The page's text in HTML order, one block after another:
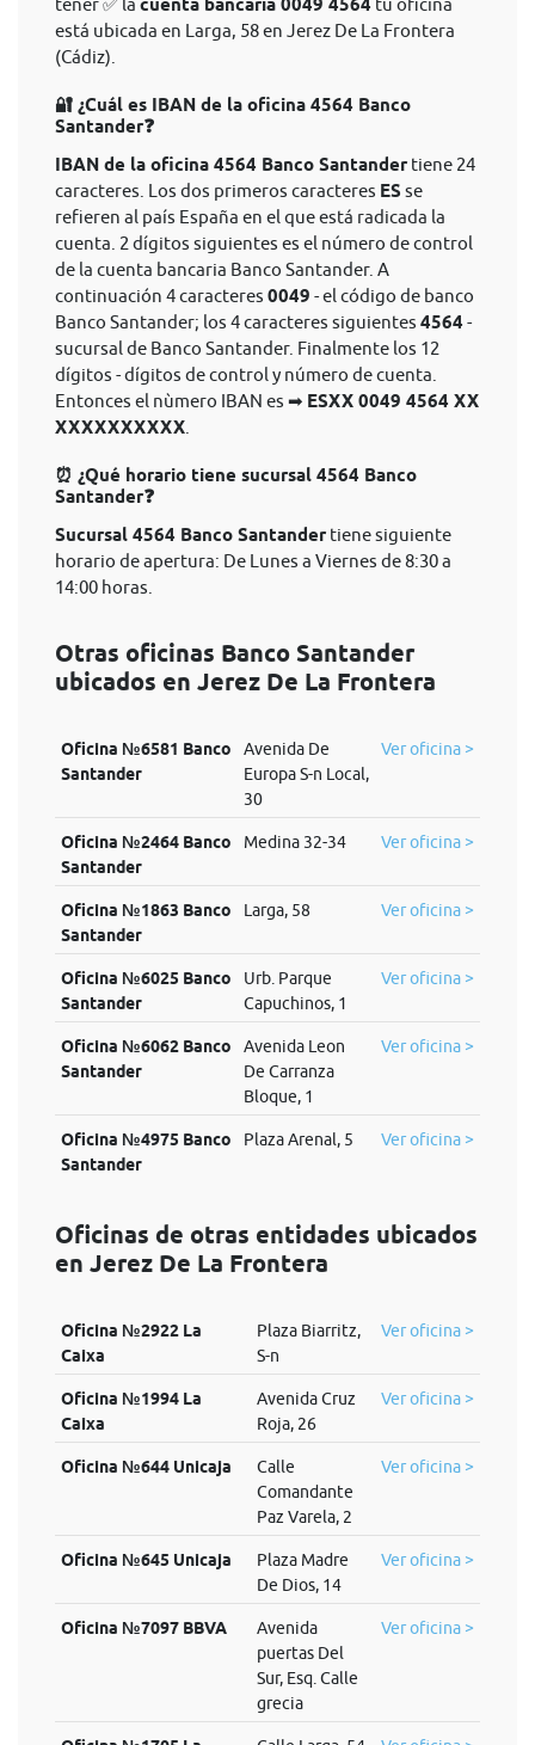
tener ✅ la cuenta bancaria 0049 4564 tu oficina
está ubicada en Larga, 58 en Jerez De La Frontera
(Cádiz).
🔐 ¿Cuál es IBAN de la oficina 4564 Banco
Santander❓
IBAN de la oficina 4564 Banco Santander tiene 24
caracteres. Los dos primeros caracteres ES se
refieren al país España en el que está radicada la
cuenta. 2 dígitos siguientes es el número de control
de la cuenta bancaria Banco Santander. A
continuación 4 caracteres 0049 - el código de banco
Banco Santander; los 4 caracteres siguientes 4564 -
sucursal de Banco Santander. Finalmente los 12
dígitos - dígitos de control y número de cuenta.
Entonces el nùmero IBAN es ➡ ESXX 0049 4564 XX
XXXXXXXXXX
⏰ ¿Qué horario tiene sucursal 4564 Banco
Santander❓
Sucursal 4564 Banco Santander tiene siguiente
horario de apertura: De Lunes a Viernes de 8:30 a
14:00 horas.
Otras oficinas Banco Santander
ubicados en Jerez De La Frontera
Oficina №6581 Banco
Santander
Avenida De
Europa S-n Local,
30
Ver oficina >
Oficina №2464 Banco
Santander
Medina 32-34 Ver oficina >
Oficina №1863 Banco
Santander
Larga, 58 Ver oficina >
Oficina №6025 Banco
Santander
Urb. Parque
Capuchinos, 1
Ver oficina >
Oficina №6062 Banco
Santander
Avenida Leon
De Carranza
Bloque, 1
Ver oficina >
Oficina №4975 Banco
Santander
Plaza Arenal, 5 Ver oficina >
Oficinas de otras entidades ubicados
en Jerez De La Frontera
Oficina №2922 La
Caixa
Plaza Biarritz,
S-n
Ver oficina >
Oficina №1994 La
Caixa
Avenida Cruz
Roja, 26
Ver oficina >
Oficina №644 Unicaja
Calle
Comandante
Paz Varela, 2
Ver oficina >
Oficina №645 Unicaja
Plaza Madre
De Dios, 14
Ver oficina >
Oficina №7097 BBVA
Avenida
puertas Del
Sur, Esq. Calle
grecia
Ver oficina >